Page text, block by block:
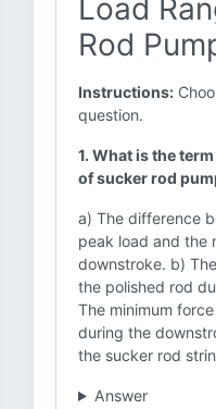
Load
Rod
Instructions:
question.
1. What is the
of sucker rod
a) The difference
peak load and the
downstroke. b)
the polished rod
The minimum
during the
the sucker rod
Answer